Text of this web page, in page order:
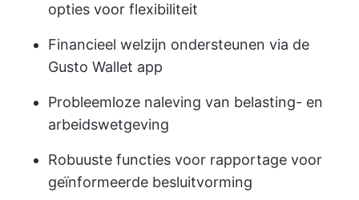
opties voor flexibiliteit
Financieel welzijn ondersteunen via de
Gusto Wallet app
Probleemloze naleving van belasting- en
arbeidswetgeving
Robuuste functies voor rapportage voor
geïnformeerde besluitvorming